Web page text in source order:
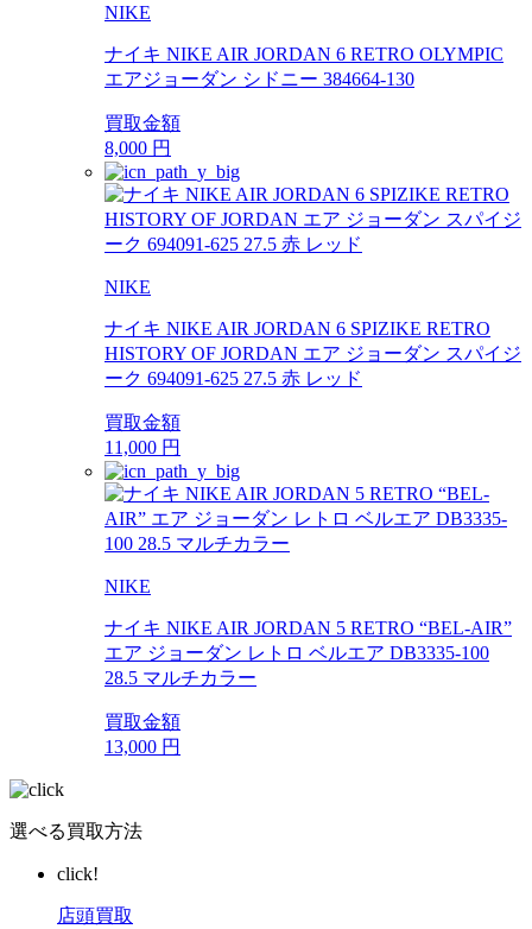
NIKE
ナイキ NIKE AIR JORDAN 6 RETRO OLYMPIC
エアジョーダン シドニー 384664-130
買取金額
8,000 円
NIKE
ナイキ NIKE AIR JORDAN 6 SPIZIKE RETRO
HISTORY OF JORDAN エア ジョーダン スパイジ
ーク 694091-625 27.5 赤 レッド
買取金額
11,000 円
NIKE
ナイキ NIKE AIR JORDAN 5 RETRO “BEL-AIR”
エア ジョーダン レトロ ベルエア DB3335-100
28.5 マルチカラー
買取金額
13,000 円
選べる買取方法
click!
店頭買取